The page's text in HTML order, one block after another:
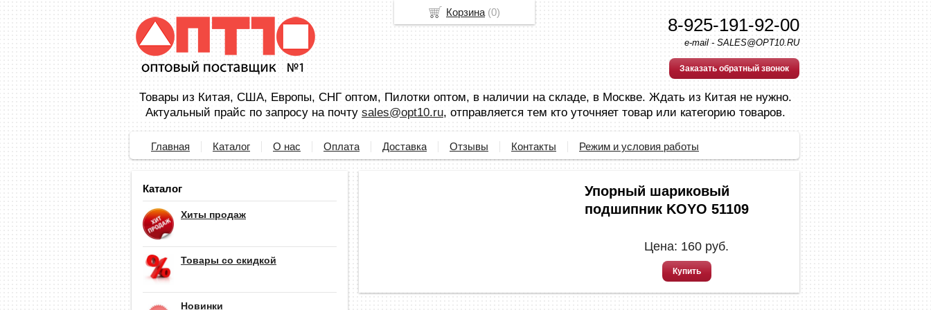
8-925-191-92-00
e-mail - SALES@OPT10.RU
Заказать обратный звонок
Товары из Китая, США, Европы, СНГ оптом, Пилотки оптом, в наличии на складе, в Москве. Ждать из Китая не нужно.
Актуальный прайс по запросу на почту sales@opt10.ru, отправляется тем кто уточняет товар или категорию товаров.
Главная Каталог О нас Оплата Доставка Отзывы Контакты Режим и условия работы
Каталог
Хиты продаж
Товары со скидкой
Новинки
Упорный шариковый
подшипник KOYO 51109
Цена: 160 руб.
Купить
Корзина (0)